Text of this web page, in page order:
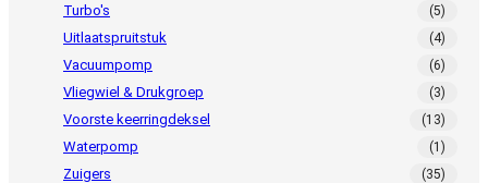
Turbo's (5)
Uitlaatspruitstuk (4)
Vacuumpomp (6)
Vliegwiel & Drukgroep (3)
Voorste keerringdeksel (13)
Waterpomp (1)
Zuigers (35)